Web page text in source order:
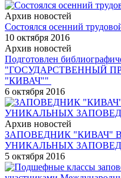
Архив новостей
Состоялся осенний
10 октября 2016
Архив новостей
Подготовлен
"ГОСУДАРСТВЕННЫЙ
"КИВАЧ""
6 октября 2016
Архив новостей
ЗАПОВЕДНИК "КИВАЧ"
УНИКАЛЬНЫХ
5 октября 2016